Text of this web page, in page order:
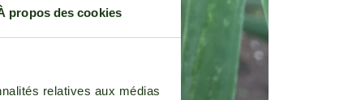
propos des cookies
relatives aux médias